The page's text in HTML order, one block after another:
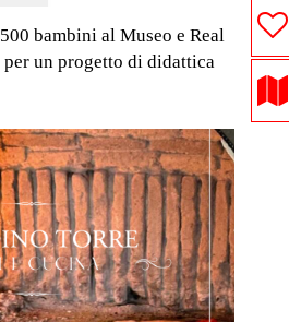
bambini al Museo e Real
un progetto di didattica